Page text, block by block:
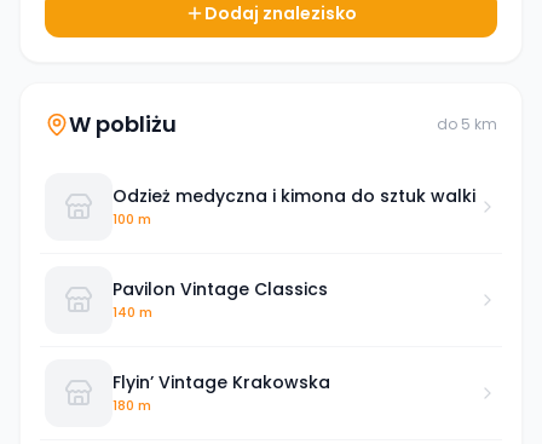
Dodaj znalezisko
W pobliżu do 5 km
Odzież medyczna i kimona do sztuk walki
100 m
Pavilon Vintage Classics
140 m
Flyin’ Vintage Krakowska
180 m